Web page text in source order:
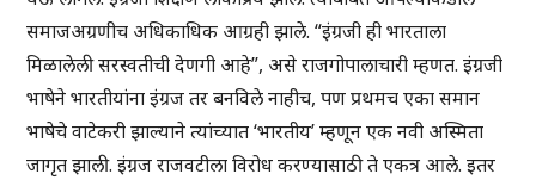
समाजअग्रणीच अधिकाधिक आग्रही झाले. “इंग्रजी ही भारताला
मिळालेली सरस्वतीची देणगी आहे”, असे राजगोपालाचारी म्हणत. इंग्रजी
भाषेने भारतीयांना इंग्रज तर बनविले नाहीच, पण प्रथमच एका समान
भाषेचे वाटेकरी झाल्याने त्यांच्यात ‘भारतीय’ म्हणून एक नवी अस्मिता
जागृत झाली. इंग्रज राजवटीला विरोध करण्यासाठी ते एकत्र आले. इतर